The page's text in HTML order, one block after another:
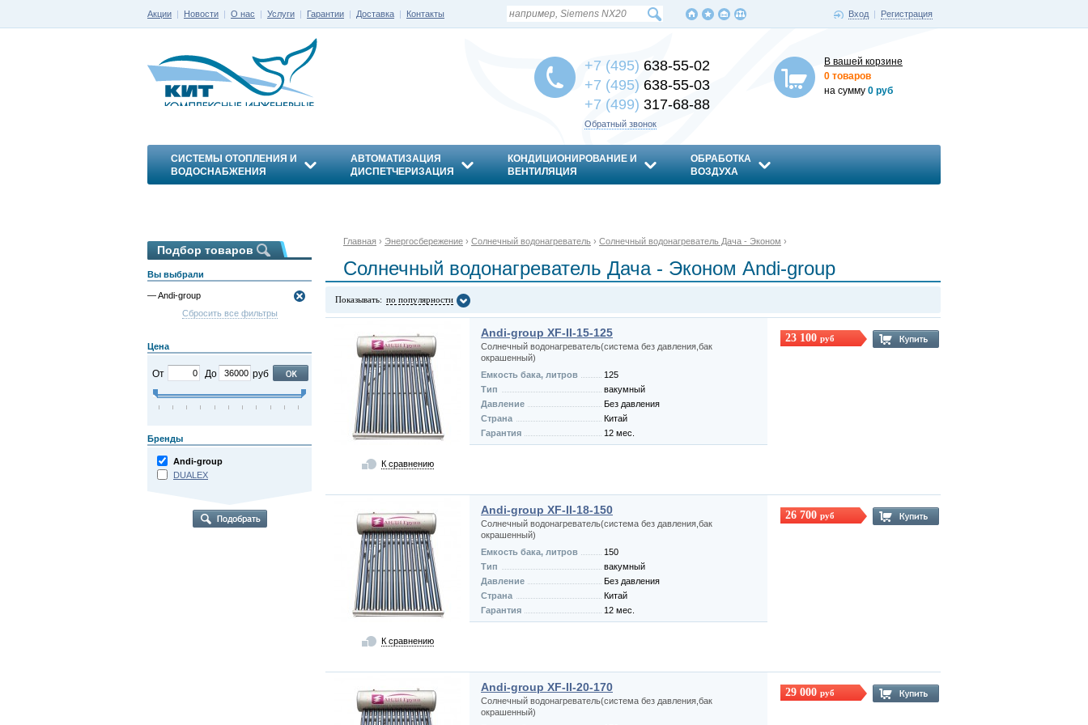
Акции | Новости | О нас | Услуги | Гарантии | Доставка | Контакты Вход | Регистрация
В вашей корзине
0 товаров
на сумму 0 руб
+7 (495) 638-55-02
+7 (495) 638-55-03
+7 (499) 317-68-88
Обратный звонок
СИСТЕМЫ ОТОПЛЕНИЯ И
ВОДОСНАБЖЕНИЯ
АВТОМАТИЗАЦИЯ
ДИСПЕТЧЕРИЗАЦИЯ
КОНДИЦИОНИРОВАНИЕ И
ВЕНТИЛЯЦИЯ
ОБРАБОТКА
ВОЗДУХА
Главная › Энергосбережение › Солнечный водонагреватель › Солнечный водонагреватель Дача - Эконом ›
Солнечный водонагреватель Дача - Эконом Andi-group
Показывать: по популярности
К сравнению
Andi-group XF-II-15-125
Солнечный водонагреватель(система без давления,бак
окрашенный)
Емкость бака, литров
125
Тип
вакумный
Давление
Без давления
Страна
Китай
Гарантия
12 мес.
23 100 руб
К сравнению
Andi-group XF-II-18-150
Солнечный водонагреватель(система без давления,бак
окрашенный)
Емкость бака, литров
150
Тип
вакумный
Давление
Без давления
Страна
Китай
Гарантия
12 мес.
26 700 руб
Andi-group XF-II-20-170
Солнечный водонагреватель(система без давления,бак
окрашенный)
29 000 руб
Подбор товаров
Вы выбрали
— Andi-group
Сбросить все фильтры
Цена
От До руб
Бренды
Andi-group
DUALEX